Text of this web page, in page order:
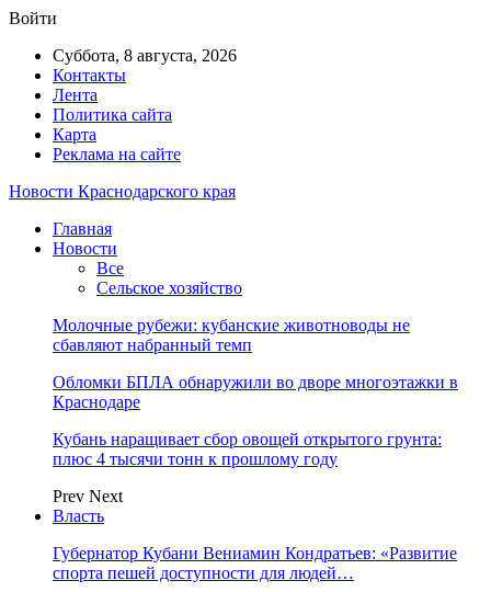
Войти
Суббота, 8 августа, 2026
Контакты
Лента
Политика сайта
Карта
Реклама на сайте
Новости Краснодарского края
Главная
Новости
Все
Сельское хозяйство
Молочные рубежи: кубанские животноводы не
сбавляют набранный темп
Обломки БПЛА обнаружили во дворе многоэтажки в
Краснодаре
Кубань наращивает сбор овощей открытого грунта:
плюс 4 тысячи тонн к прошлому году
Prev Next
Власть
Губернатор Кубани Вениамин Кондратьев: «Развитие
спорта пешей доступности для людей…